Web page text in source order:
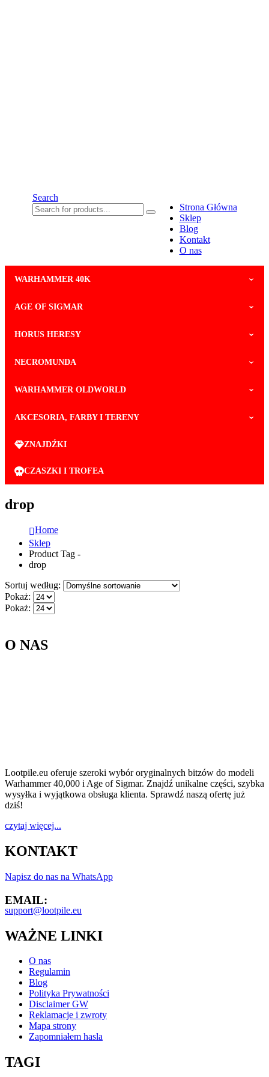
Search
Strona Główna
Sklep
Blog
Kontakt
O nas
WARHAMMER 40K
AGE OF SIGMAR
HORUS HERESY
NECROMUNDA
WARHAMMER OLDWORLD
AKCESORIA, FARBY I TERENY
ZNAJDŹKI
CZASZKI I TROFEA
drop
Home
Sklep
Product Tag -
drop
Sortuj według:
Pokaż:
Pokaż:
O NAS
Lootpile.eu oferuje szeroki wybór oryginalnych bitzów do modeli
Warhammer 40,000 i Age of Sigmar. Znajdź unikalne części, szybka
wysyłka i wyjątkowa obsługa klienta. Sprawdź naszą ofertę już
dziś!
czytaj więcej...
KONTAKT
Napisz do nas na WhatsApp
EMAIL:
support@lootpile.eu
WAŻNE LINKI
O nas
Regulamin
Blog
Polityka Prywatności
Disclaimer GW
Reklamacje i zwroty
Mapa strony
Zapomniałem hasla
TAGI